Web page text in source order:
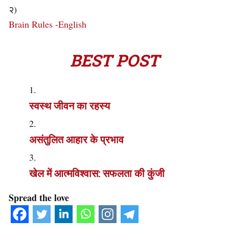
२)
Brain Rules -English
BEST POST
स्वस्थ जीवन का रहस्य
असंतुलित आहार के प्रभाव
खेल में आत्मविश्वास: सफलता की कुंजी
Spread the love